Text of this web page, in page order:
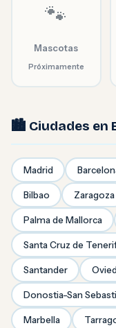
🐾
Mascotas
Próximamente
🏙️ Ciudades en
Madrid
Bilbao Zaragoza
Palma de Mallorca
Santa Cruz de
Santander
Donostia-San
Marbella